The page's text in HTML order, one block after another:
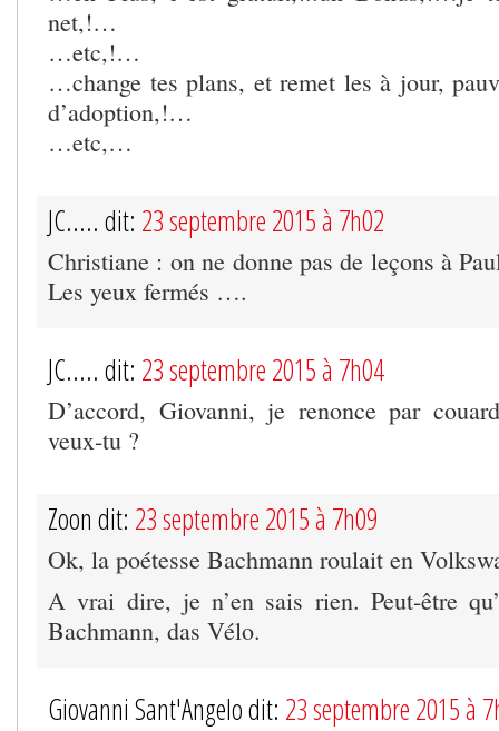
net,!…
…etc,!…
…change tes plans, et remet les à jour,
d’adoption,!…
…etc,…
JC..... dit: 23 septembre 2015 à 7h02
Christiane : on ne donne pas de leçons à
Les yeux fermés ….
JC..... dit: 23 septembre 2015 à 7h04
D’accord, Giovanni, je renonce par
veux-tu ?
Zoon dit: 23 septembre 2015 à 7h09
Ok, la poétesse Bachmann roulait en
A vrai dire, je n’en sais rien. Peut-être
Bachmann, das Vélo.
Giovanni Sant'Angelo dit: 23 septembre 2015 à